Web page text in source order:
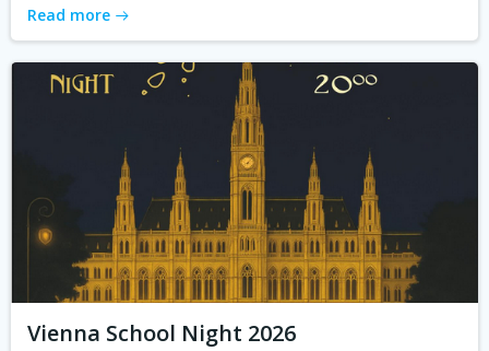
Read more
Vienna School Night 2026